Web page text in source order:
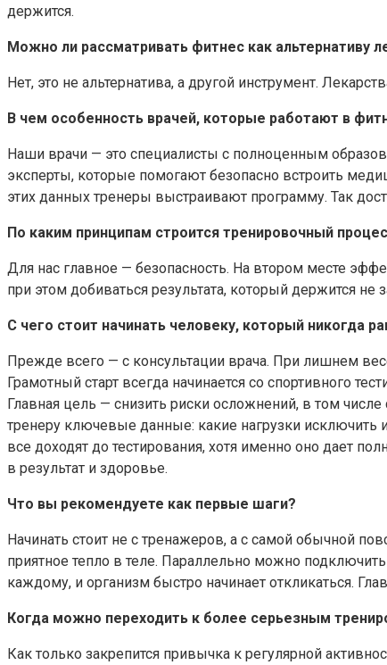
держится.
Можно ли рассматривать фитнес как альтернативу
Нет, это не альтернатива, а другой инструмент.
В чем особенность врачей, которые работают в
Наши врачи — это специалисты с полноценным
эксперты, которые помогают безопасно встроить
этих данных тренеры выстраивают программу. Так
По каким принципам строится тренировочный
Для нас главное — безопасность. На втором месте
при этом добиваться результата, который держится не
С чего стоит начинать человеку, который никогда
Прежде всего — с консультации врача. При лишнем
Грамотный старт всегда начинается со спортивного
Главная цель — снизить риски осложнений, в том
тренеру ключевые данные: какие нагрузки исключить
все доходят до тестирования, хотя именно оно дает
в результат и здоровье.
Что вы рекомендуете как первые шаги?
Начинать стоит не с тренажеров, а с самой обычной
приятное тепло в теле. Параллельно можно
каждому, и организм быстро начинает откликаться.
Когда можно переходить к более серьезным
Как только закрепится привычка к регулярной